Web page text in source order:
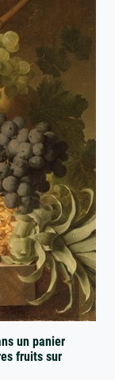
un panier
fruits sur